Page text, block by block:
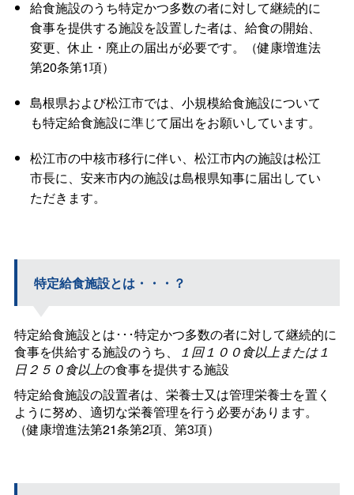
給食施設のうち特定かつ多数の者に対して継続的に
食事を提供する施設を設置した者は、給食の開始、
変更、休止・廃止の届出が必要です。（健康増進法
第20条第1項）
島根県および松江市では、小規模給食施設について
も特定給食施設に準じて届出をお願いしています。
松江市の中核市移行に伴い、松江市内の施設は松江
市長に、安来市内の施設は島根県知事に届出してい
ただきます。
特定給食施設とは・・・？
特定給食施設とは･･･特定かつ多数の者に対して継続的に
食事を供給する施設のうち、
１回１００食以上または１
日２５０食以上の食事を提供する施設
特定給食施設の設置者は、栄養士又は管理栄養士を置く
ように努め、適切な栄養管理を行う必要があります。
（健康増進法第21条第2項、第3項）